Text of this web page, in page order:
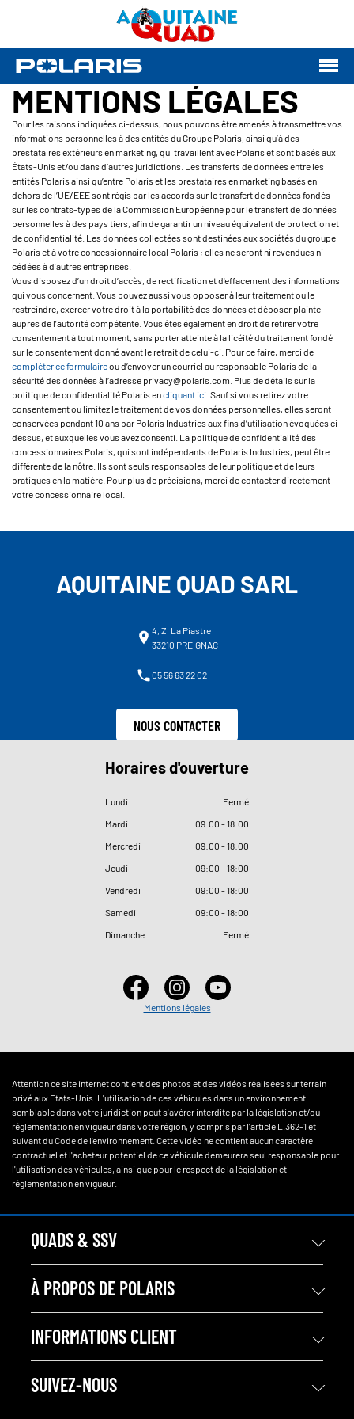
MENTIONS LÉGALES
Pour les raisons indiquées ci-dessus, nous pouvons être amenés à transmettre vos
informations personnelles à des entités du Groupe Polaris, ainsi qu’à des
prestataires extérieurs en marketing, qui travaillent avec Polaris et sont basés aux
États-Unis et/ou dans d’autres juridictions. Les transferts de données entre les
entités Polaris ainsi qu’entre Polaris et les prestataires en marketing basés en
dehors de l’UE/EEE sont régis par les accords sur le transfert de données fondés
sur les contrats-types de la Commission Européenne pour le transfert de données
personnelles à des pays tiers, afin de garantir un niveau équivalent de protection et
de confidentialité. Les données collectées sont destinées aux sociétés du groupe
Polaris et à votre concessionnaire local Polaris ; elles ne seront ni revendues ni
cédées à d’autres entreprises.
Vous disposez d’un droit d’accès, de rectification et d'effacement des informations
qui vous concernent. Vous pouvez aussi vous opposer à leur traitement ou le
restreindre, exercer votre droit à la portabilité des données et déposer plainte
auprès de l’autorité compétente. Vous êtes également en droit de retirer votre
consentement à tout moment, sans porter atteinte à la licéité du traitement fondé
sur le consentement donné avant le retrait de celui-ci. Pour ce faire, merci de
compléter ce formulaireou d’envoyer un courriel au responsable Polaris de la
sécurité des données à l’adresse privacy@polaris.com. Plus de détails sur la
politique de confidentialité Polaris encliquant ici . Sauf si vous retirez votre
consentement ou limitez le traitement de vos données personnelles, elles seront
conservées pendant 10 ans par Polaris Industries aux fins d’utilisation évoquées ci-
dessus, et auxquelles vous avez consenti. La politique de confidentialité des
concessionnaires Polaris, qui sont indépendants de Polaris Industries, peut être
différente de la nôtre. Ils sont seuls responsables de leur politique et de leurs
pratiques en la matière. Pour plus de précisions, merci de contacter directement
votre concessionnaire local.
AQUITAINE QUAD SARL
4, ZI La Piastre
33210 PREIGNAC
05 56 63 22 02
NOUS CONTACTER
Horaires d'ouverture
Lundi
Fermé
Mardi
09:00 - 18:00
Mercredi
09:00 - 18:00
Jeudi
09:00 - 18:00
Vendredi
09:00 - 18:00
Samedi
09:00 - 18:00
Dimanche
Fermé
Mentions légales
Attention ce site internet contient des photos et des vidéos réalisées sur terrain
privé aux Etats-Unis. L'utilisation de ces véhicules dans un environnement
semblable dans votre juridiction peut s'avérer interdite par la législation et/ou
réglementation en vigueur dans votre région, y compris par l'article L.362-1 et
suivant du Code de l'environnement. Cette vidéo ne contient aucun caractère
contractuel et l'acheteur potentiel de ce véhicule demeurera seul responsable pour
l'utilisation des véhicules, ainsi que pour le respect de la législation et
réglementation en vigueur.
QUADS & SSV
À PROPOS DE POLARIS
INFORMATIONS CLIENT
SUIVEZ-NOUS